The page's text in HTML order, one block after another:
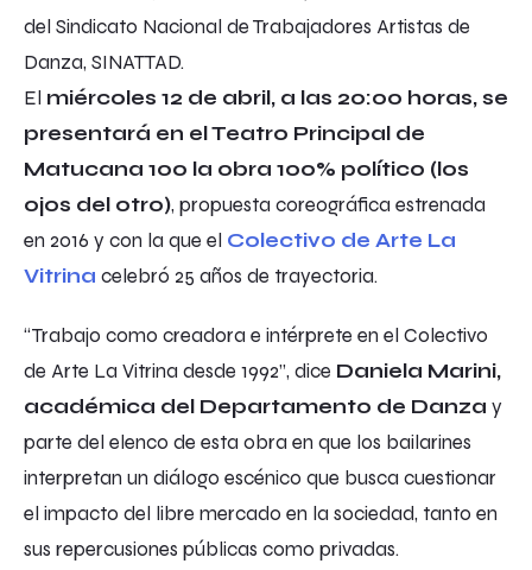
del Sindicato Nacional de Trabajadores Artistas de
Danza, SINATTAD.
El miércoles 12 de abril, a las 20:00 horas, se
presentará en el Teatro Principal de
Matucana 100 la obra 100% político (los
ojos del otro), propuesta coreográfica estrenada
en 2016 y con la que el Colectivo de Arte La
Vitrina celebró 25 años de trayectoria.
“Trabajo como creadora e intérprete en el Colectivo
de Arte La Vitrina desde 1992”, dice Daniela Marini,
académica del Departamento de Danza y
parte del elenco de esta obra en que los bailarines
interpretan un diálogo escénico que busca cuestionar
el impacto del libre mercado en la sociedad, tanto en
sus repercusiones públicas como privadas.